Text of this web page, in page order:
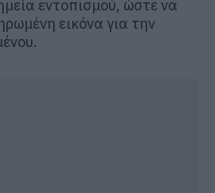
εντοπισμού, ώστε να
εικόνα για την